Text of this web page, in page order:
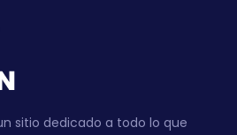
sitio dedicado a todo lo que